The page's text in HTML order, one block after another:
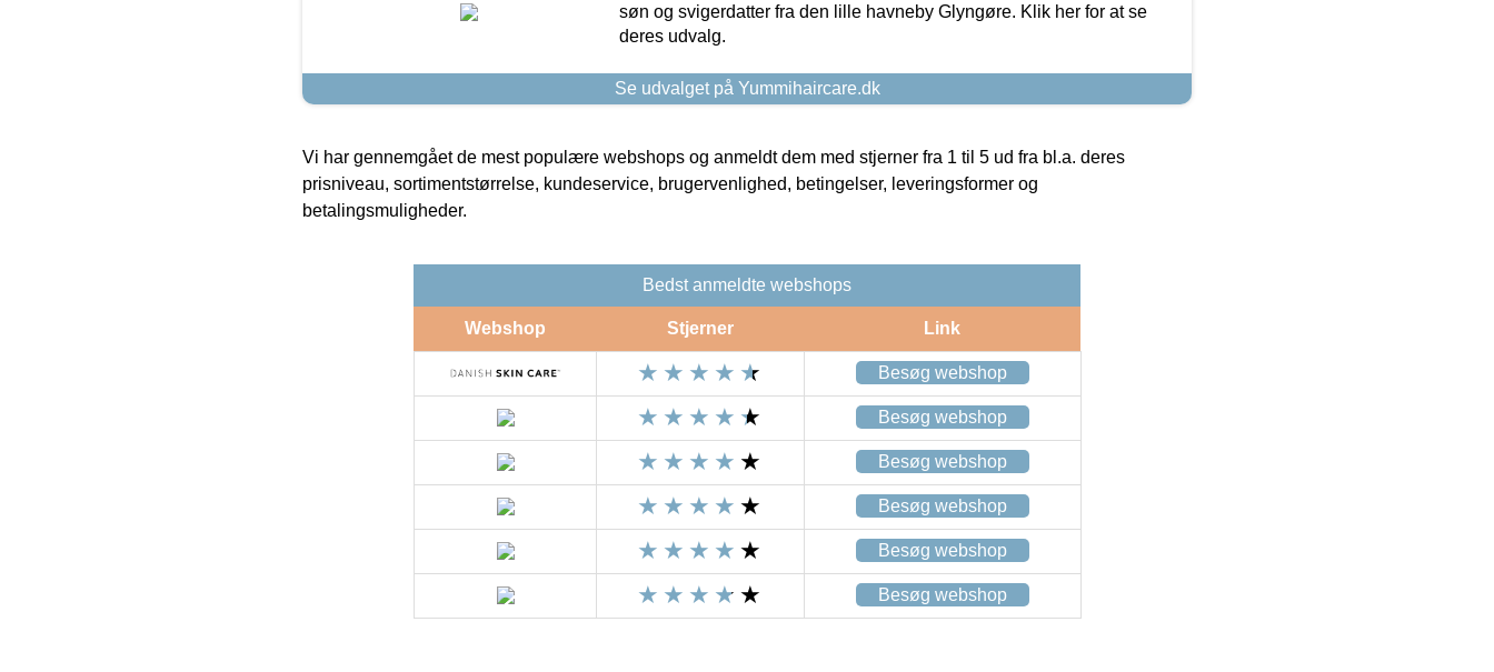
søn og svigerdatter fra den lille havneby Glyngøre. Klik her for at se
deres udvalg.
Se udvalget på Yummihaircare.dk
Vi har gennemgået de mest populære webshops og anmeldt dem med stjerner fra 1 til 5 ud fra bl.a. deres
prisniveau, sortimentstørrelse, kundeservice, brugervenlighed, betingelser, leveringsformer og
betalingsmuligheder.
Bedst anmeldte webshops
Webshop Stjerner Link
Besøg webshop
Besøg webshop
Besøg webshop
Besøg webshop
Besøg webshop
Besøg webshop